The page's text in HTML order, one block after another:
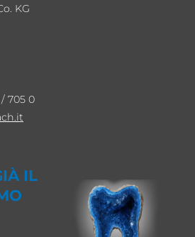
KG
705 0
IL